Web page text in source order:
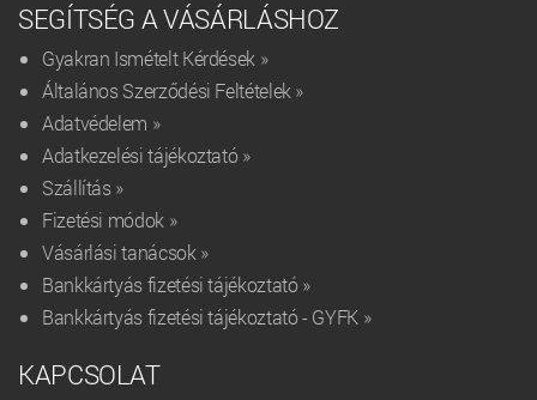
SEGÍTSÉG A VÁSÁRLÁSHOZ
Gyakran Ismételt Kérdések »
Általános Szerződési Feltételek »
Adatvédelem »
Adatkezelési tájékoztató »
Szállítás »
Fizetési módok »
Vásárlási tanácsok »
Bankkártyás fizetési tájékoztató »
Bankkártyás fizetési tájékoztató - GYFK »
KAPCSOLAT